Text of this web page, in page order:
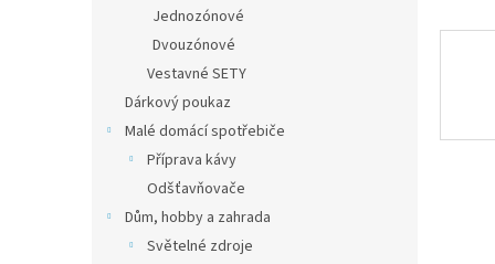
Jednozónové
Dvouzónové
Vestavné SETY
Dárkový poukaz
Malé domácí spotřebiče
Příprava kávy
Odšťavňovače
Dům, hobby a zahrada
Světelné zdroje